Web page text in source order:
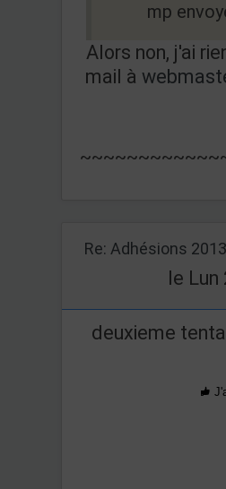
mp
Alors non, j'ai
mail à
Re: Adhésions 2013
le Lun
deuxieme